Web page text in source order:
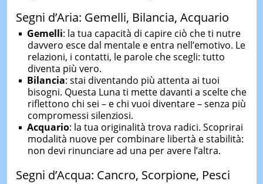
Segni d’Aria: Gemelli, Bilancia, Acquario
Gemelli: la tua capacità di capire ciò che ti nutre
davvero esce dal mentale e entra nell’emotivo. Le
relazioni, i contatti, le parole che scegli: tutto
diventa più vero.
Bilancia: stai diventando più attenta ai tuoi
bisogni. Questa Luna ti mette davanti a scelte che
riflettono chi sei – e chi vuoi diventare – senza più
compromessi silenziosi.
Acquario: la tua originalità trova radici. Scoprirai
modalità nuove per combinare libertà e stabilità:
non devi rinunciare ad una per avere l’altra.
Segni d’Acqua: Cancro, Scorpione, Pesci